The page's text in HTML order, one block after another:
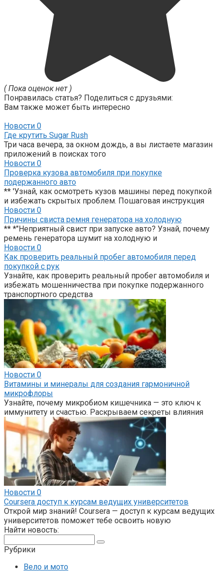
( Пока оценок нет )
Понравилась статья? Поделиться с друзьями:
Вам также может быть интересно
Новости 0
Где крутить Sugar Rush
Три часа вечера, за окном дождь, а вы листаете магазин
приложений в поисках того
Новости 0
Проверка кузова автомобиля при покупке
подержанного авто
** 'Узнай, как осмотреть кузов машины перед покупкой
и избежать скрытых проблем. Пошаговая инструкция
Новости 0
Причины свиста ремня генератора на холодную
** *"Неприятный свист при запуске авто? Узнай, почему
ремень генератора шумит на холодную и
Новости 0
Как проверить реальный пробег автомобиля перед
покупкой с рук
Узнайте, как проверить реальный пробег автомобиля и
избежать мошенничества при покупке подержанного
транспортного средства
Новости 0
Витамины и минералы для создания гармоничной
микрофлоры
Узнайте, почему микробиом кишечника — это ключ к
иммунитету и счастью. Раскрываем секреты влияния
Новости 0
Coursera доступ к курсам ведущих университетов
Открой мир знаний! Coursera — доступ к курсам ведущих
университетов поможет тебе освоить новую
Найти новость:
Рубрики
Вело и мото